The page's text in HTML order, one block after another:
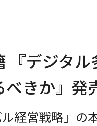
『デジタ
きか』発
経営戦略」の